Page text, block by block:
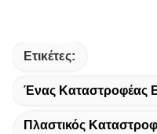
Ετικέτες:
Ένας Καταστροφέας
Πλαστικός